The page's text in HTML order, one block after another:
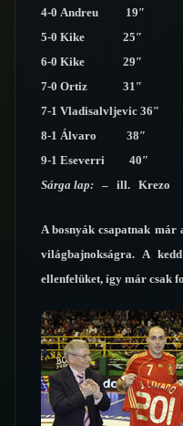
4-0 Andreu 19″
5-0 Kike 25″
6-0 Kike 29″
7-0 Ortiz 31″
7-1 Vladisalvljevic 36″
8-1 Álvaro 38″
9-1 Eseverri 40″
Sárga lap: – ill. Krezo
A bosnyák csapatnak
világbajnokságra. A
ellenfelüket, így már csak